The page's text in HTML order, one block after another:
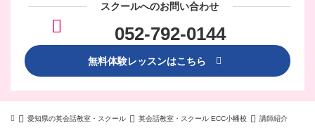
スクールへのお問い合わせ
052-792-0144
無料体験レッスンはこちら
愛知県の英会話教室・スクール 英会話教室・スクール ECC小幡校 講師紹介